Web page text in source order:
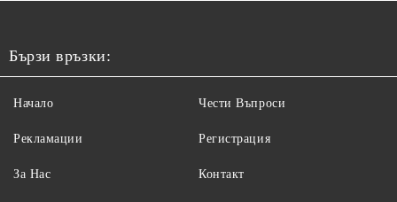
Бързи връзки:
Начало
Рекламации
За Нас
Чести Въпроси
Регистрация
Контакт